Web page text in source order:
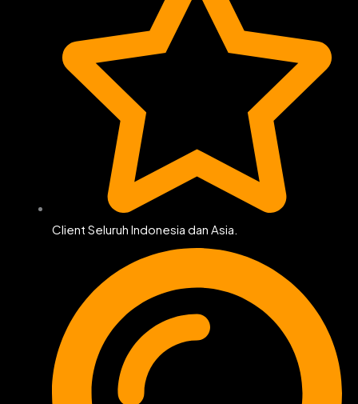
Client Seluruh Indonesia dan Asia.